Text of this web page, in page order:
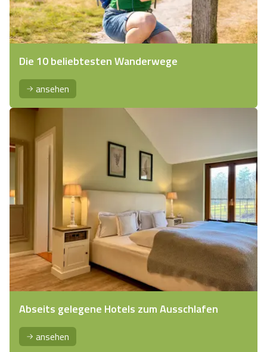
Die 10 beliebtesten Wanderwege
ansehen
Abseits gelegene Hotels zum Ausschlafen
ansehen